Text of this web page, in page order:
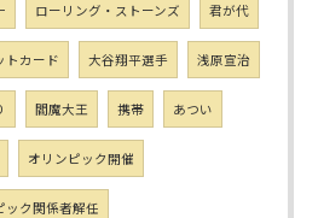
ローリング・ストーンズ 君が代
トカード 大谷翔平選手 浅原宣治
閻魔大王 携帯 あつい
オリンピック開催
ック関係者解任